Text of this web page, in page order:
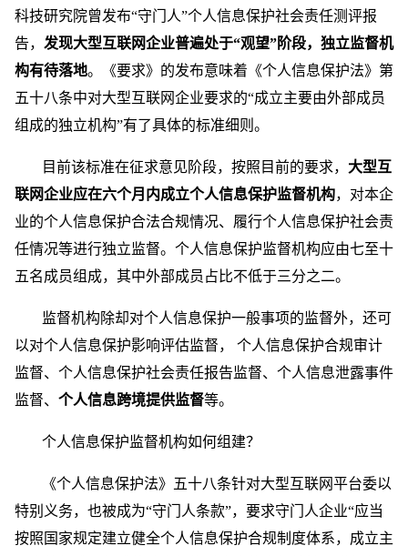
科技研究院曾发布“守门人”个人信息保护社会责任测评报
告， 发现大型互联网企业普遍处于“观望”阶段，独立监督机
构有待落地。《要求》的发布意味着《个人信息保护法》第
五十八条中对大型互联网企业要求的“成立主要由外部成员
组成的独立机构”有了具体的标准细则。
目前该标准在征求意见阶段，按照目前的要求， 大型互
联网企业应在六个月内成立个人信息保护监督机构，对本企
业的个人信息保护合法合规情况、履行个人信息保护社会责
任情况等进行独立监督。个人信息保护监督机构应由七至十
五名成员组成，其中外部成员占比不低于三分之二。
监督机构除却对个人信息保护一般事项的监督外，还可
以对个人信息保护影响评估监督， 个人信息保护合规审计
监督、个人信息保护社会责任报告监督、个人信息泄露事件
监督、 个人信息跨境提供监督等。
个人信息保护监督机构如何组建？
《个人信息保护法》五十八条针对大型互联网平台委以
特别义务，也被成为“守门人条款”，要求守门人企业“应当
按照国家规定建立健全个人信息保护合规制度体系，成立主